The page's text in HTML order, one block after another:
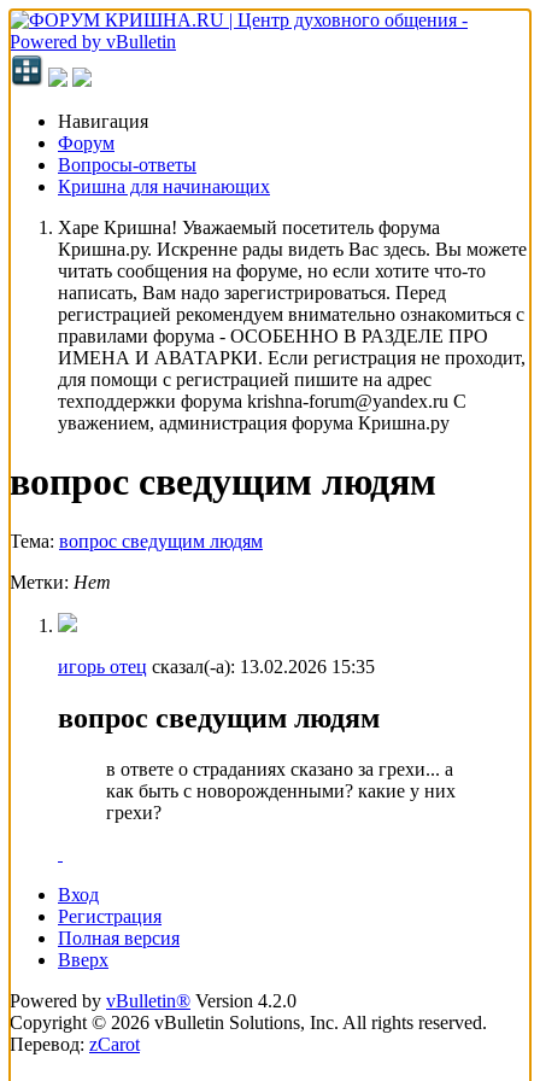
Навигация
Форум
Вопросы-ответы
Кришна для начинающих
Харе Кришна! Уважаемый посетитель форума
Кришна.ру. Искренне рады видеть Вас здесь. Вы можете
читать сообщения на форуме, но если хотите что-то
написать, Вам надо зарегистрироваться. Перед
регистрацией рекомендуем внимательно ознакомиться с
правилами форума - ОСОБЕННО В РАЗДЕЛЕ ПРО
ИМЕНА И АВАТАРКИ. Если регистрация не проходит,
для помощи с регистрацией пишите на адрес
техподдержки форума krishna-forum@yandex.ru С
уважением, администрация форума Кришна.ру
вопрос сведущим людям
Тема: вопрос сведущим людям
Метки: Нет
игорь отец сказал(-а): 13.02.2026 15:35
вопрос сведущим людям
в ответе о страданиях сказано за грехи... а
как быть с новорожденными? какие у них
грехи?
Вход
Регистрация
Полная версия
Вверх
Powered by vBulletin® Version 4.2.0
Copyright © 2026 vBulletin Solutions, Inc. All rights reserved.
Перевод: zCarot